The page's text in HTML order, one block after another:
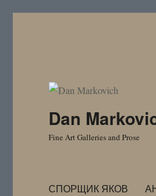
Dan
Fine Art Galleries and Prose
СПОРЩИК ЯКОВ